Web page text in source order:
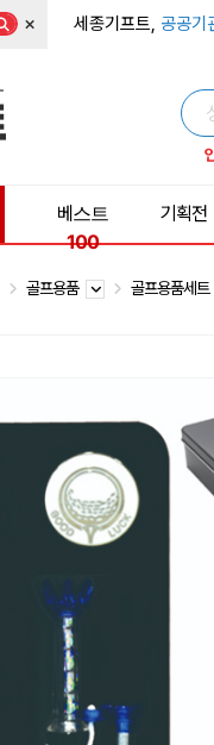
× 세종기프트, 공공기
베스트
100
기획전
골프용품 골프용품세